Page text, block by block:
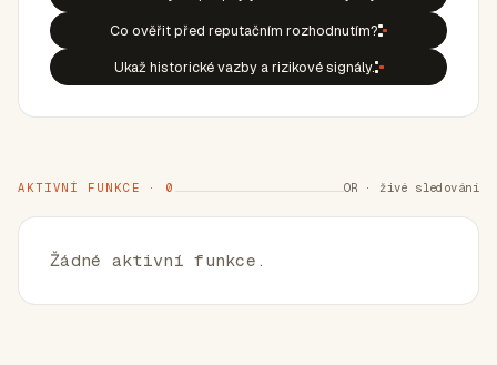
Co ověřit před reputačním rozhodnutím?
Ukaž historické vazby a rizikové signály.
AKTIVNÍ FUNKCE · 0 OR · živé sledování
Žádné aktivní funkce.